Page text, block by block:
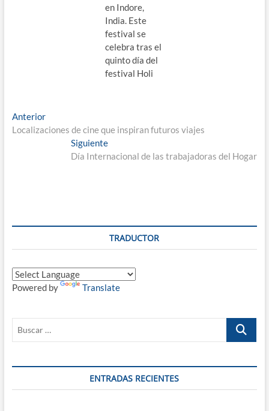
en Indore,
India. Este
festival se
celebra tras el
quinto día del
festival Holi
Navegación
de
entradas
AnteriorEntrada
anterior:
Localizaciones de cine que inspiran futuros viajes
SiguienteEntrada
siguiente:
Día Internacional de las trabajadoras del Hogar
TRADUCTOR
Powered by Translate
Buscar
ENTRADAS RECIENTES